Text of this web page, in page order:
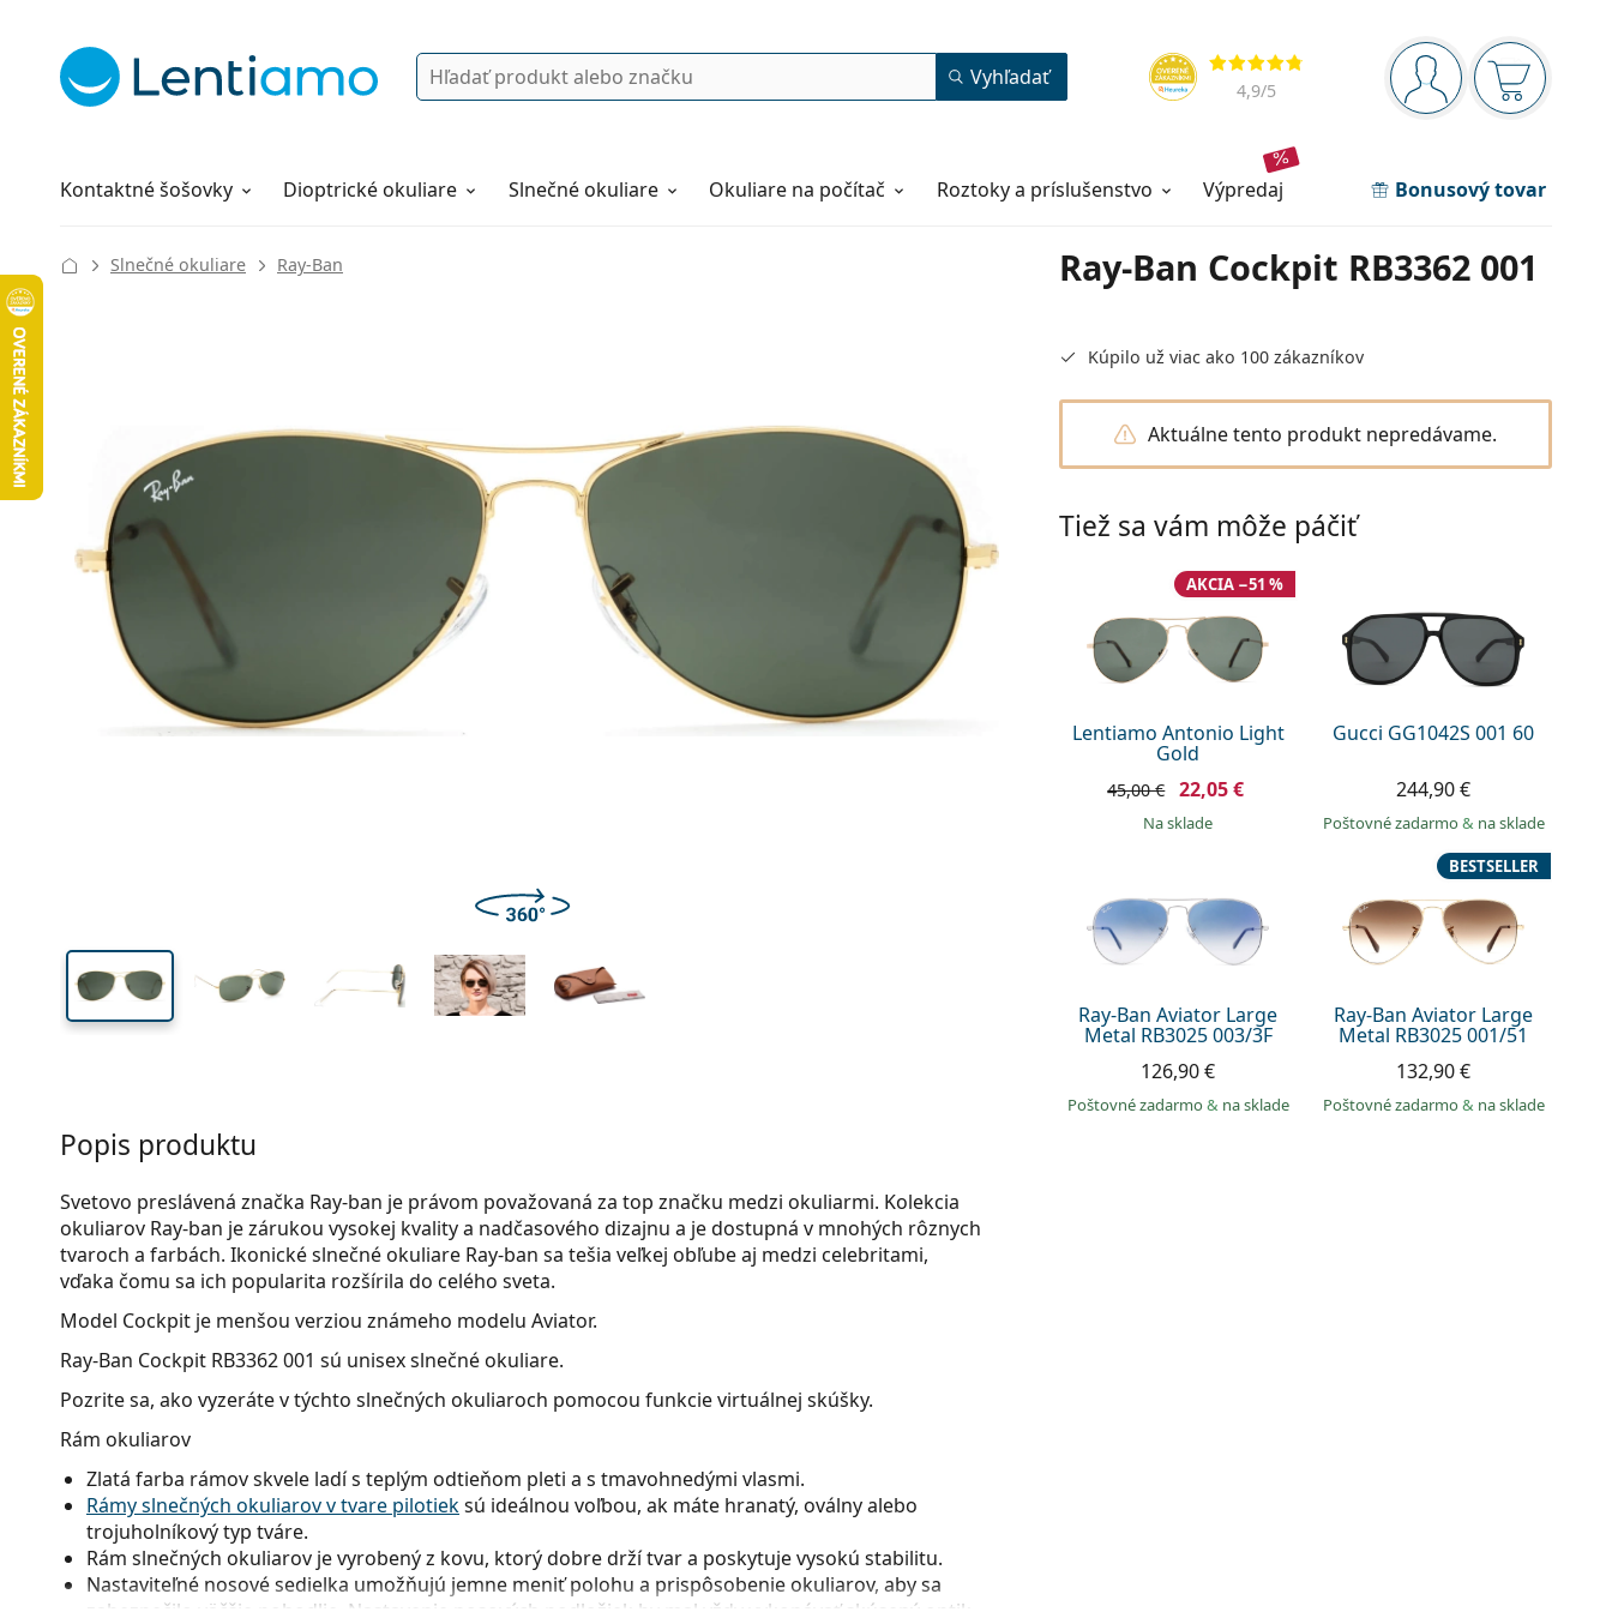
Navigačný panel
ste prihláseníNákupný
Hodnotenia
4,9/5
Vyhľadávanie Vyhľadať
Kontaktné šošovky
Roztoky Dioptrické okuliare Slnečné okuliare Okuliare na počítač Roztoky a príslušenstvo výpredaj Bonusový tovar
Všetko o nákupe
Ray-Ban Cockpit RB3362 001
Slnečné okuliare Ray-Ban
Kúpilo už viac ako 100 zákazníkov
Aktuálne tento produkt nepredávame.
Tiež sa vám môže páčiť
Lentiamo Antonio Light
Gold
AKCIA −51 %
45,00 € 22,05 €
na sklade
Gucci GG1042S 001 60
244,90 €
Poštovné zadarmo& na sklade
Ray-Ban Aviator Large
Metal RB3025 003/3F
126,90 €
Poštovné zadarmo& na sklade
Ray-Ban Aviator Large
Metal RB3025 001/51
BESTSELLER
132,90 €
Poštovné zadarmo& na sklade
Popis produktu
Svetovo preslávená značka Ray-ban je právom považovaná za top značku medzi okuliarmi. Kolekcia
okuliarov Ray-ban je zárukou vysokej kvality a nadčasového dizajnu a je dostupná v mnohých rôznych
tvaroch a farbách. Ikonické slnečné okuliare Ray-ban sa tešia veľkej obľube aj medzi celebritami,
vďaka čomu sa ich popularita rozšírila do celého sveta.
Model Cockpit je menšou verziou známeho modelu Aviator.
Ray-Ban Cockpit RB3362 001 sú unisex slnečné okuliare.
Pozrite sa, ako vyzeráte v týchto slnečných okuliaroch pomocou funkcie virtuálnej skúšky.
Rám okuliarov
Zlatá farba rámov skvele ladí s teplým odtieňom pleti a s tmavohnedými vlasmi.
Rámy slnečných okuliarov v tvare pilotieksú ideálnou voľbou, ak máte hranatý, oválny alebo
trojuholníkový typ tváre.
Rám slnečných okuliarov je vyrobený z kovu, ktorý dobre drží tvar a poskytuje vysokú stabilitu.
Nastaviteľné nosové sedielka umožňujú jemne meniť polohu a prispôsobenie okuliarov, aby sa